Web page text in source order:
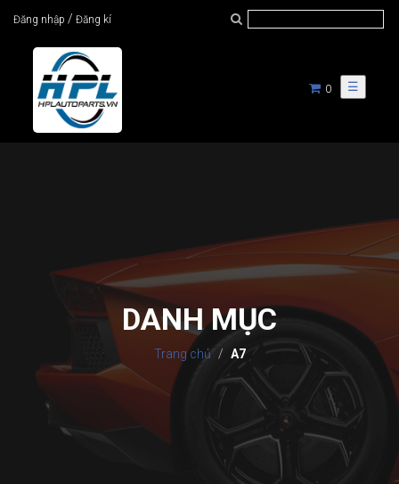
Đăng nhập / Đăng kí
☰
0
DANH MỤC
Trang chủ A7